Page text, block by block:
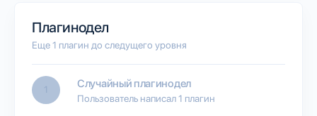
Плагинодел
Еще 1 плагин до следущего уровня
1 Случайный плагинодел
Пользователь написал 1 плагин